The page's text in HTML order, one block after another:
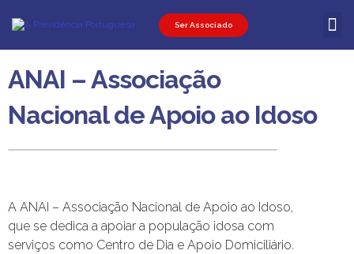
Ser Associado
ANAI – Associação
Nacional de Apoio ao Idoso
A ANAI – Associação Nacional de Apoio ao Idoso,
que se dedica a apoiar a população idosa com
serviços como Centro de Dia e Apoio Domiciliário.